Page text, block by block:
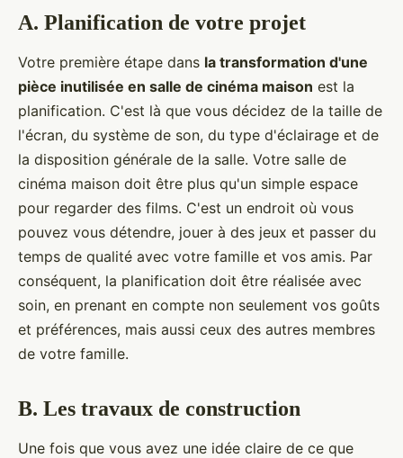
A. Planification de votre projet
Votre première étape dans la transformation d'une
pièce inutilisée en salle de cinéma maison est la
planification. C'est là que vous décidez de la taille de
l'écran, du système de son, du type d'éclairage et de
la disposition générale de la salle. Votre salle de
cinéma maison doit être plus qu'un simple espace
pour regarder des films. C'est un endroit où vous
pouvez vous détendre, jouer à des jeux et passer du
temps de qualité avec votre famille et vos amis. Par
conséquent, la planification doit être réalisée avec
soin, en prenant en compte non seulement vos goûts
et préférences, mais aussi ceux des autres membres
de votre famille.
B. Les travaux de construction
Une fois que vous avez une idée claire de ce que